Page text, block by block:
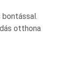
bontással.
otthona